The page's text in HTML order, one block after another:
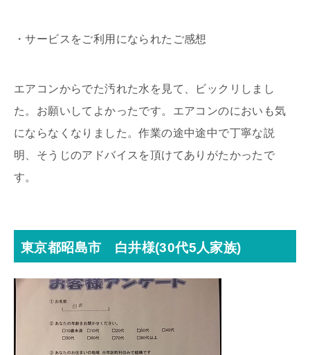
・サービスをご利用になられたご感想
エアコンからでた汚れた水を見て、ビックリしまし
た。お願いしてよかったです。エアコンのにおいも気
にならなくなりました。作業の途中途中で丁寧な説
明、そうじのアドバイスを頂けてありがたかったで
す。
東京都昭島市 白井様(30代5人家族)